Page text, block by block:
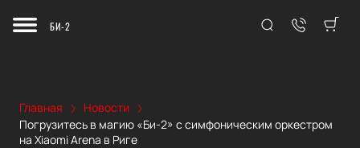
БИ-2
Главная
Новости
Погрузитесь в магию «Би-2» с симфоническим оркестром
на Xiaomi Arena в Риге